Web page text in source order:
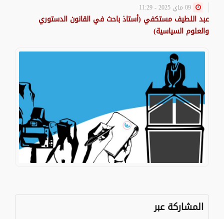
عبد اللطيف مستكفي (أستاذ باحث في القانون الدستوري
والعلوم السياسية)
المشاركة عبر